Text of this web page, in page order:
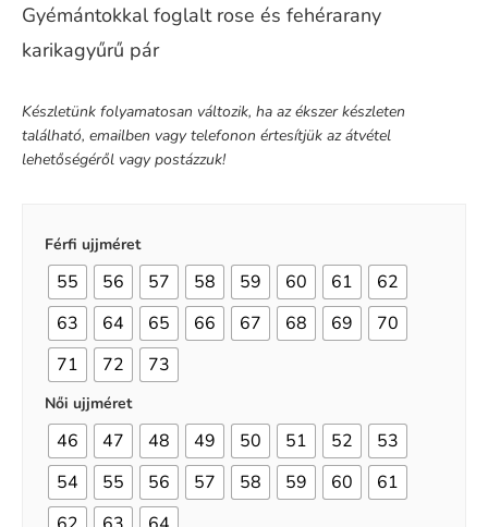
Gyémántokkal foglalt rose és fehérarany
karikagyűrű pár
Készletünk folyamatosan változik, ha az ékszer készleten
található, emailben vagy telefonon értesítjük az átvétel
lehetőségéről vagy postázzuk!
Férfi ujjméret
55 56 57 58 59 60 61
62
63
64 65 66 67 68 69
70
71
72 73
Női ujjméret
46 47 48 49 50 51 52
53
54
55 56 57 58 59 60
61